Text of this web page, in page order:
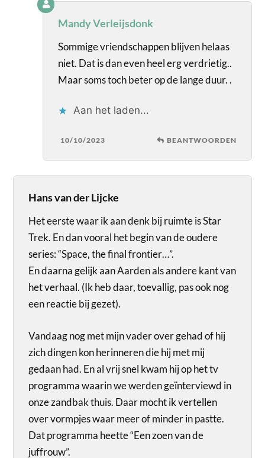
Mandy Verleijsdonk
Sommige vriendschappen blijven helaas
niet. Dat is dan even heel erg verdrietig..
Maar soms toch beter op de lange duur. .
Aan het laden...
10/10/2023 BEANTWOORDEN
Hans van der Lijcke
Het eerste waar ik aan denk bij ruimte is Star
Trek. En dan vooral het begin van de oudere
series: “Space, the final frontier…”.
En daarna gelijk aan Aarden als andere kant van
het verhaal. (Ik heb daar, toevallig, pas ook nog
een reactie bij gezet).
Vandaag nog met mijn vader over gehad of hij
zich dingen kon herinneren die hij met mij
gedaan had. En al vrij snel kwam hij op het tv
programma waarin we werden geïnterviewd in
onze zandbak thuis. Daar mocht ik vertellen
over vormpjes waar meer of minder in pastte.
Dat programma heette “Een zoen van de
juffrouw”.